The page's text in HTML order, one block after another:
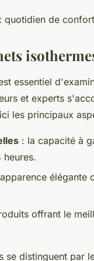
quotidien de
essentiel
et experts
les principaux
: la capacité à
heures.
élégante
offrant le
se distinguent par